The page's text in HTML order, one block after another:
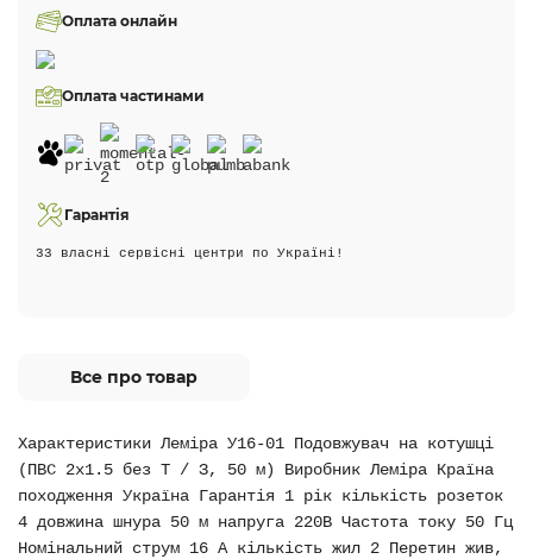
Оплата онлайн
Оплата частинами
Гарантія
33 власні сервісні центри по Україні!
Все про товар
Характеристики Леміра У16-01 Подовжувач на котушці
(ПВС 2х1.5 без Т / З, 50 м) Виробник Леміра Країна
походження Україна Гарантія 1 рік кількість розеток
4 довжина шнура 50 м напруга 220В Частота току 50 Гц
Номінальний струм 16 А кількість жил 2 Перетин жив,